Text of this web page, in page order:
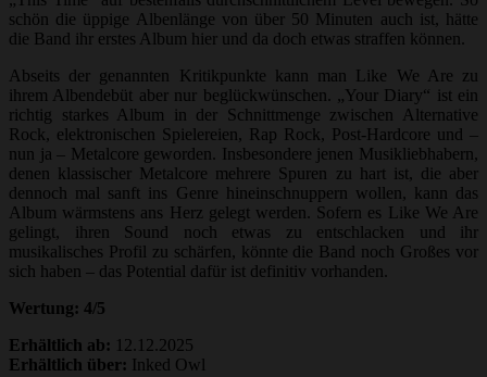
schön die üppige Albenlänge von über 50 Minuten auch ist, hätte
die Band ihr erstes Album hier und da doch etwas straffen können.
Abseits der genannten Kritikpunkte kann man Like We Are zu
ihrem Albendebüt aber nur beglückwünschen. „Your Diary“ ist ein
richtig starkes Album in der Schnittmenge zwischen Alternative
Rock, elektronischen Spielereien, Rap Rock, Post-Hardcore und –
nun ja – Metalcore geworden. Insbesondere jenen Musikliebhabern,
denen klassischer Metalcore mehrere Spuren zu hart ist, die aber
dennoch mal sanft ins Genre hineinschnuppern wollen, kann das
Album wärmstens ans Herz gelegt werden. Sofern es Like We Are
gelingt, ihren Sound noch etwas zu entschlacken und ihr
musikalisches Profil zu schärfen, könnte die Band noch Großes vor
sich haben – das Potential dafür ist definitiv vorhanden.
Wertung: 4/5
Erhältlich ab: 12.12.2025
Erhältlich über: Inked Owl